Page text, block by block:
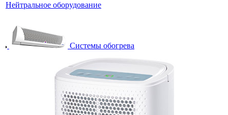
Нейтральное оборудование
Системы обогрева